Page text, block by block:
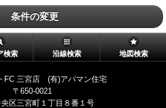
条件の変更
検索 沿線検索 地図検索
FC 三宮店 (有)アパマン住宅
〒650-0021
区三宮町１丁目８番１号